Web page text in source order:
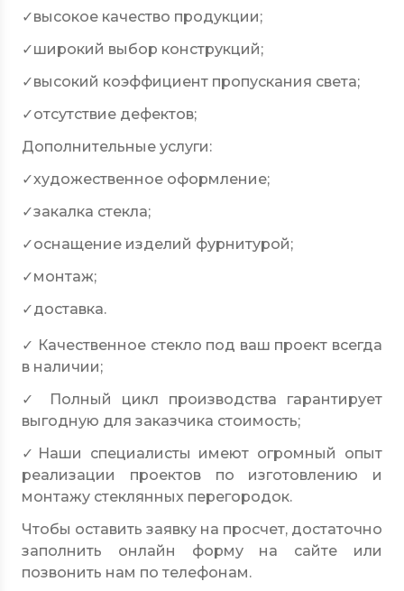
✓высокое качество продукции;
✓широкий выбор конструкций;
✓высокий коэффициент пропускания света;
✓отсутствие дефектов;
Дополнительные услуги:
✓художественное оформление;
✓закалка стекла;
✓оснащение изделий фурнитурой;
✓монтаж;
✓доставка.
✓ Качественное стекло под ваш проект всегда
в наличии;
✓ Полный цикл производства гарантирует
выгодную для заказчика стоимость;
✓Наши специалисты имеют огромный опыт
реализации проектов по изготовлению и
монтажу стеклянных перегородок.
Чтобы оставить заявку на просчет, достаточно
заполнить онлайн форму на сайте или
позвонить нам по телефонам.